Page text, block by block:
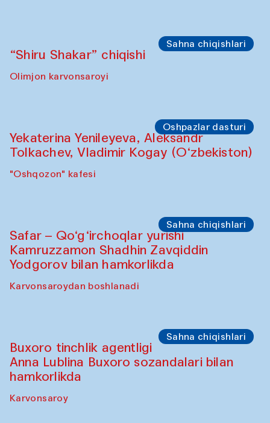
Sahna chiqishlari
“Shiru Shakar” chiqishi
Olimjon karvonsaroyi
Oshpazlar dasturi
Yekaterina Yenileyeva, Aleksandr
Tolkachev, Vladimir Kogay (O‘zbekiston)
"Oshqozon" kafesi
Sahna chiqishlari
Safar – Qo‘g‘irchoqlar yurishi
Kamruzzamon Shadhin Zavqiddin
Yodgorov bilan hamkorlikda
Karvonsaroydan boshlanadi
Sahna chiqishlari
Buxoro tinchlik agentligi
Anna Lublina Buxoro sozandalari bilan
hamkorlikda
Karvonsaroy